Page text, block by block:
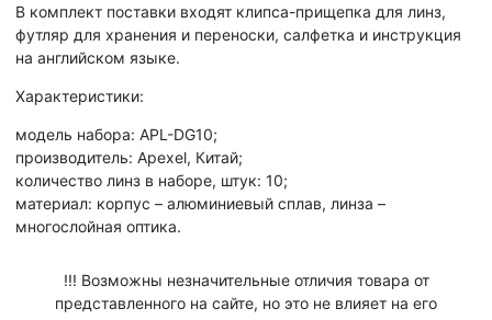
В комплект поставки входят клипса-прищепка для линз,
футляр для хранения и переноски, салфетка и инструкция
на английском языке.
Характеристики:
модель набора: APL-DG10;
производитель: Apexel, Китай;
количество линз в наборе, штук: 10;
материал: корпус – алюминиевый сплав, линза –
многослойная оптика.
!!! Возможны незначительные отличия товара от
представленного на сайте, но это не влияет на его